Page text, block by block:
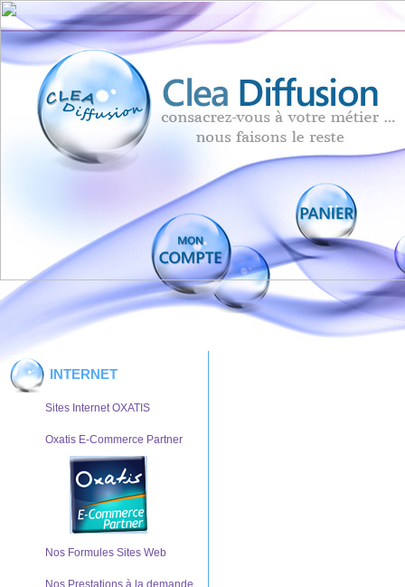
INTERNET
Sites Internet OXATIS
Oxatis E-Commerce Partner
Nos Formules Sites Web
Nos Prestations à la demande